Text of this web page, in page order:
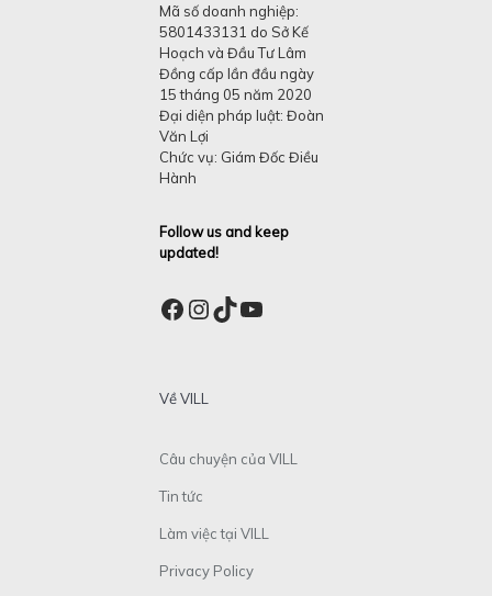
Mã số doanh nghiệp:
5801433131 do Sở Kế
Hoạch và Đầu Tư Lâm
Đồng cấp lần đầu ngày
15 tháng 05 năm 2020
Đại diện pháp luật: Đoàn
Văn Lợi
Chức vụ: Giám Đốc Điều
Hành
Follow us and keep
updated!
Facebook
Instagram
TikTok
YouTube
Về VILL
Câu chuyện của VILL
Tin tức
Làm việc tại VILL
Privacy Policy